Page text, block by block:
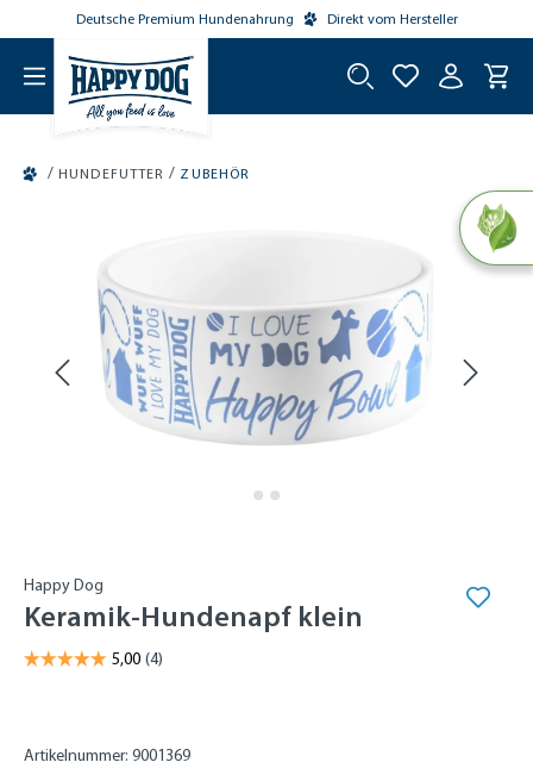
springen
Deutsche Premium Hundenahrung Direkt vom Hersteller
/ HUNDEFUTTER / ZUBEHÖR
Happy Dog
Keramik-Hundenapf klein
Artikelnummer: 9001369